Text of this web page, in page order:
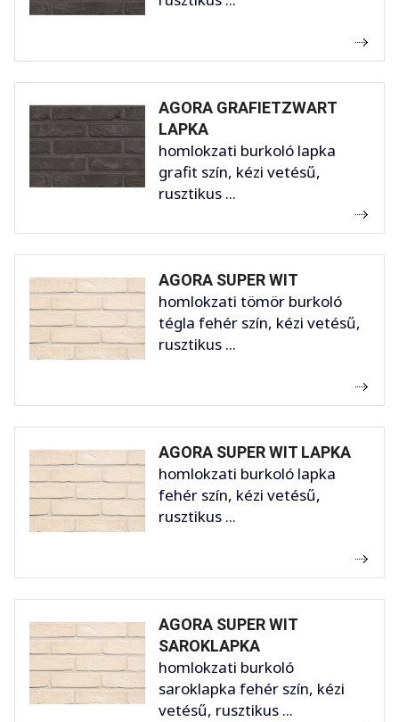
AGORA GRAFIETZWART
LAPKA
homlokzati burkoló lapka
grafit szín, kézi vetésű,
rusztikus ...
AGORA SUPER WIT
homlokzati tömör burkoló
tégla fehér szín, kézi vetésű,
rusztikus ...
AGORA SUPER WIT LAPKA
homlokzati burkoló lapka
fehér szín, kézi vetésű,
rusztikus ...
AGORA SUPER WIT
SAROKLAPKA
homlokzati burkoló
saroklapka fehér szín, kézi
vetésű, rusztikus ...